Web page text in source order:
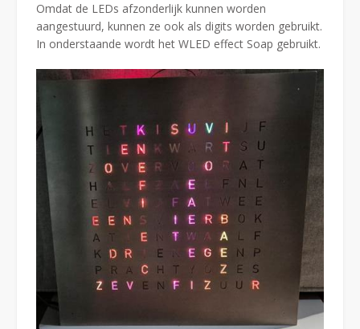
Omdat de LEDs afzonderlijk kunnen worden
aangestuurd, kunnen ze ook als digits worden gebruikt.
In onderstaande wordt het WLED effect Soap gebruikt.